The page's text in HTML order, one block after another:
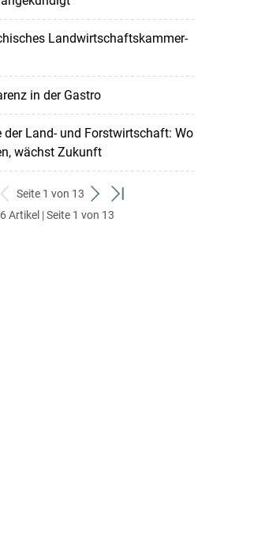
Landwirtschaftskammer-
in der Gastro
der Land- und Forstwirtschaft: Wo
wächst Zukunft
zurück
zum
Seite 1 von 13
weiter
zum
zum
Artikel | Seite 1 von 13